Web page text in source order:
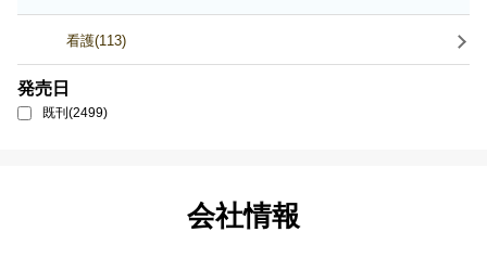
看護(113)
発売日
既刊(2499)
会社情報